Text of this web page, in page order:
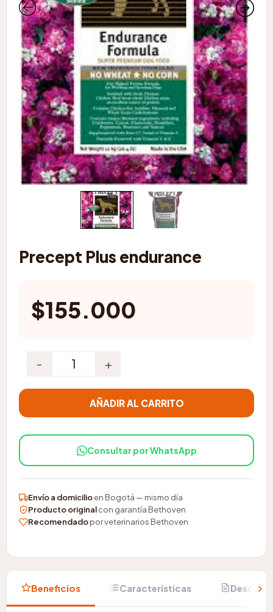
Precept Plus endurance
$155.000
Precept Plus endurance cantidad
- +
AÑADIR AL CARRITO
Consultar por WhatsApp
Envío a domicilioen Bogotá — mismo día
Producto originalcon garantía Bethoven
Recomendadopor veterinarios Bethoven
Beneficios Características